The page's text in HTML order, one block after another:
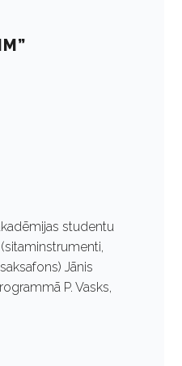
studentu
Jānis
P. Vasks,